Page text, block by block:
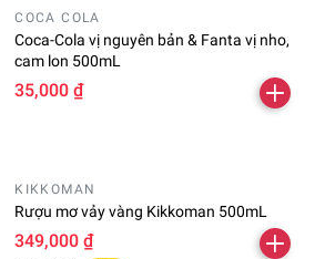
với vị ngọt dịu và hương thơm dưa
nước và đậm đà, chỉ cần một viên
thấy thỏa mãn trọn vẹn.
COCA COLA
Coca-Cola vị nguyên bản & Fanta vị nho,
cam lon 500mL
35,000 ₫
KIKKOMAN
Rượu mơ vảy vàng Kikkoman 500mL
349,000 ₫